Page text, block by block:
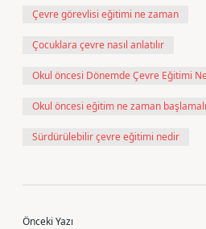
Çevre görevlisi eğitimi ne zaman
Çocuklara çevre nasıl anlatılır
Okul öncesi Dönemde Çevre Eğitimi
Okul öncesi eğitim ne zaman başlamalı
Sürdürülebilir çevre eğitimi nedir
Önceki Yazı